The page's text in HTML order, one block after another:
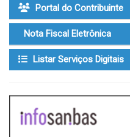
Portal do Contribuinte
Nota Fiscal Eletrônica
Listar Serviços Digitais